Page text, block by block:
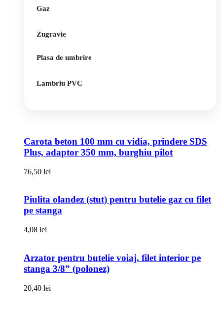
Gaz
Zugravie
Plasa de umbrire
Lambriu PVC
Carota beton 100 mm cu vidia, prindere SDS
Plus, adaptor 350 mm, burghiu pilot
76,50 lei
Piulita olandez (stut) pentru butelie gaz cu filet
pe stanga
4,08 lei
Arzator pentru butelie voiaj, filet interior pe
stanga 3/8” (polonez)
20,40 lei